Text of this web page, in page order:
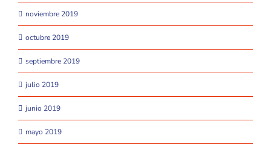
noviembre 2019
octubre 2019
septiembre 2019
julio 2019
junio 2019
mayo 2019